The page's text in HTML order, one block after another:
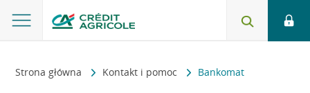
Strona główna Kontakt i pomoc Bankomat